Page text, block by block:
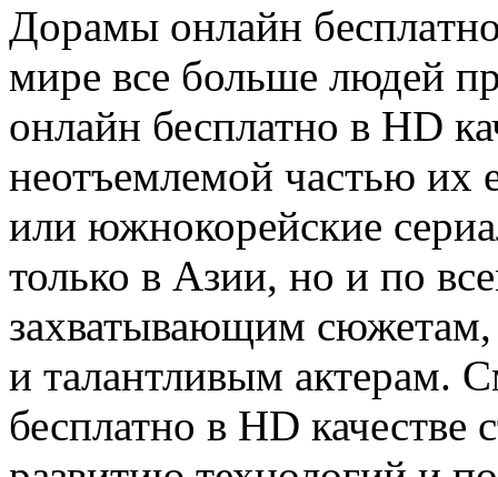
Дoрaмы oнлaйн
мире все больше людей
онлайн бесплатно в HD
неотъемлемой частью
или южнокорейские
только в Азии, но и по
захватывающим сюжетам,
и талантливым актерам.
бесплатно в HD